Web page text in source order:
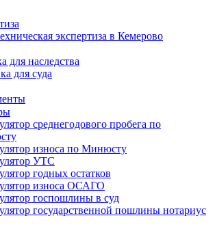
экспертиза в Кемерово
для наследства
для суда
среднегодового пробега по
износа по Минюсту
УТС
годных остатков
износа ОСАГО
госпошлины в суд
государственной пошлины нотариус